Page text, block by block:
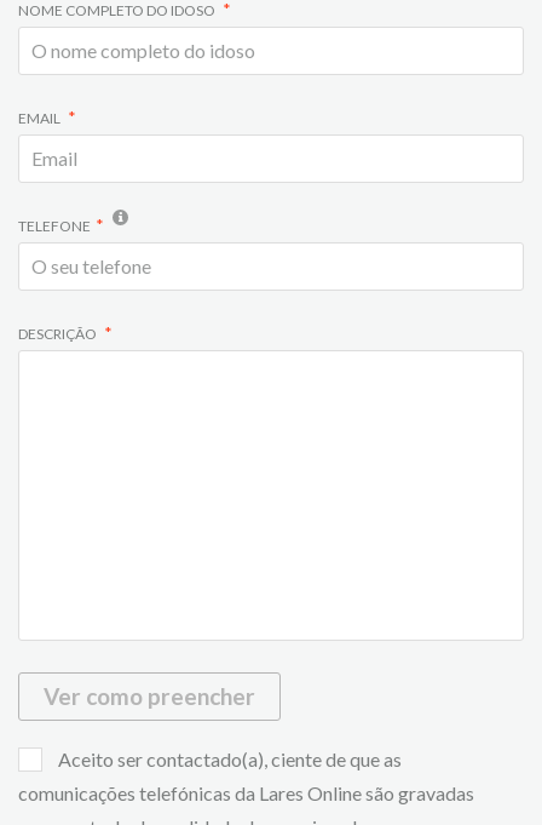
NOME COMPLETO DO IDOSO
EMAIL
TELEFONE
DESCRIÇÃO
Ver como preencher
Aceito ser contactado(a), ciente de que as
comunicações telefónicas da Lares Online são gravadas